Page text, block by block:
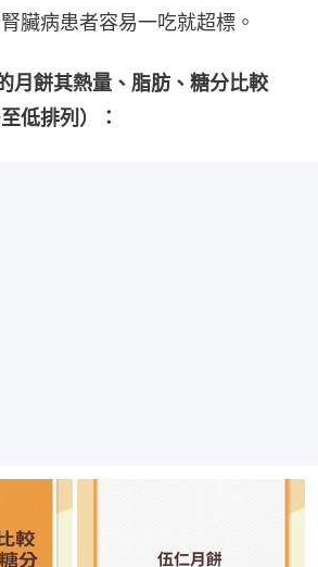
臟病患者容易一吃就超標。
月餅其熱量、脂肪、糖分比較
低排列）：